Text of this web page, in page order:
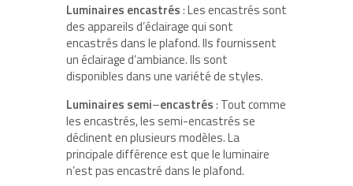
Luminaires encastrés: Les encastrés sont
des appareils d’éclairage qui sont
encastrés dans le plafond. Ils fournissent
un éclairage d’ambiance. Ils sont
disponibles dans une variété de styles.
Luminaires semi–encastrés: Tout comme
les encastrés, les semi-encastrés se
déclinent en plusieurs modèles. La
principale différence est que le luminaire
n’est pas encastré dans le plafond.